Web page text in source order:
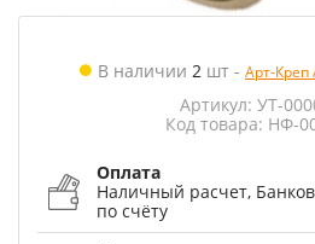
В наличии 2 шт - Арт-Креп
Артикул: УТ-
Код товара: НФ-
Оплата
Наличный расчет,
по счёту